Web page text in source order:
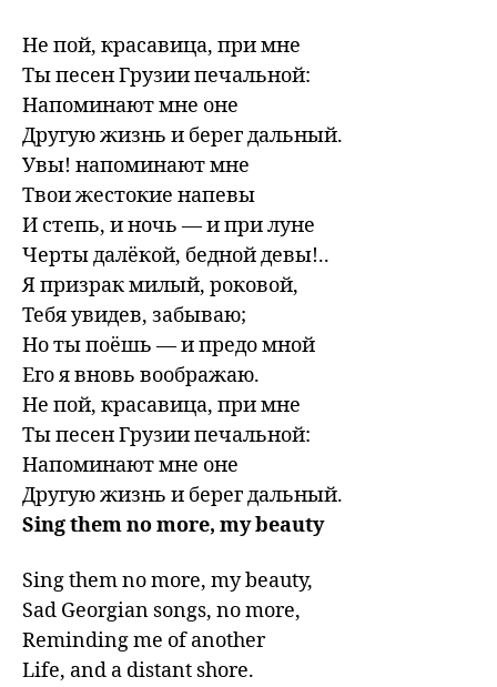
Не пой, красавица, при мне
Ты песен Грузии печальной:
Напоминают мне онe
Другую жизнь и берег дальный.
Увы! напоминают мне
Твои жестокие напевы
И степь, и ночь — и при луне
Черты далёкой, бедной девы!..
Я призрак милый, роковой,
Тебя увидев, забываю;
Но ты поёшь — и предо мной
Его я вновь воображаю.
Не пой, красавица, при мне
Ты песен Грузии печальной:
Напоминают мне оне
Sing them no more, my beauty
Sing them no more, my beauty,
Sad Georgian songs, no more,
Reminding me of another
Life, and a distant shore.